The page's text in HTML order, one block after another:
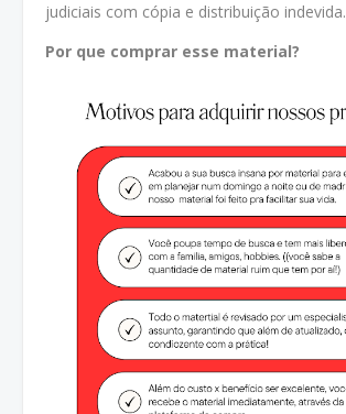
judiciais com cópia e distribuição indevida.
Por que comprar esse material?